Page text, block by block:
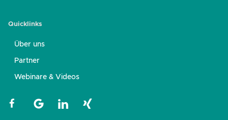
Quicklinks
Über uns
Partner
Webinare & Videos